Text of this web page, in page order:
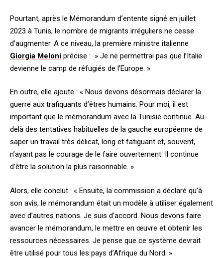
Pourtant, après le Mémorandum d’entente signé en juillet
2023 à Tunis, le nombre de migrants irréguliers ne cesse
d’augmenter. A ce niveau, la première ministre italienne
Giorgia Meloni précise : » Je ne permettrai pas que l’Italie
devienne le camp de réfugiés de l’Europe. »
En outre, elle ajoute : « Nous devons désormais déclarer la
guerre aux trafiquants d’êtres humains. Pour moi, il est
important que le mémorandum avec la Tunisie continue. Au-
delà des tentatives habituelles de la gauche européenne de
saper un travail très délicat, long et fatiguant et, souvent,
n’ayant pas le courage de le faire ouvertement. Il continue
d’être la solution la plus raisonnable. »
Alors, elle conclut : « Ensuite, la commission a déclaré qu’à
son avis, le mémorandum était un modèle à utiliser également
avec d’autres nations. Je suis d’accord. Nous devons faire
avancer le mémorandum, le mettre en œuvre et obtenir les
ressources nécessaires. Je pense que ce système devrait
être utilisé pour tous les pays d’Afrique du Nord. »